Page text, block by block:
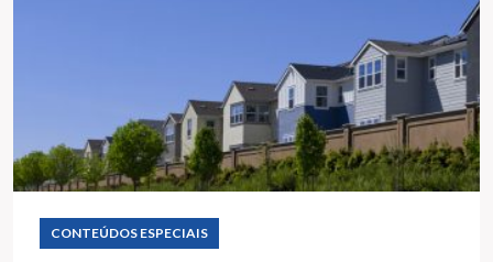
CONTEÚDOS ESPECIAIS